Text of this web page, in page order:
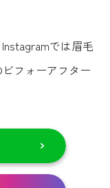
では眉毛
フォーアフター